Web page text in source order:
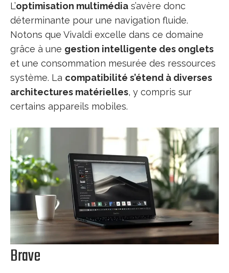
L’optimisation multimédia s’avère donc
déterminante pour une navigation fluide.
Notons que Vivaldi excelle dans ce domaine
grâce à une gestion intelligente des onglets
et une consommation mesurée des ressources
système. La compatibilité s’étend à diverses
architectures matérielles, y compris sur
certains appareils mobiles.
Brave